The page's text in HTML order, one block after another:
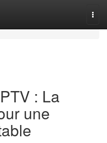
: La
une